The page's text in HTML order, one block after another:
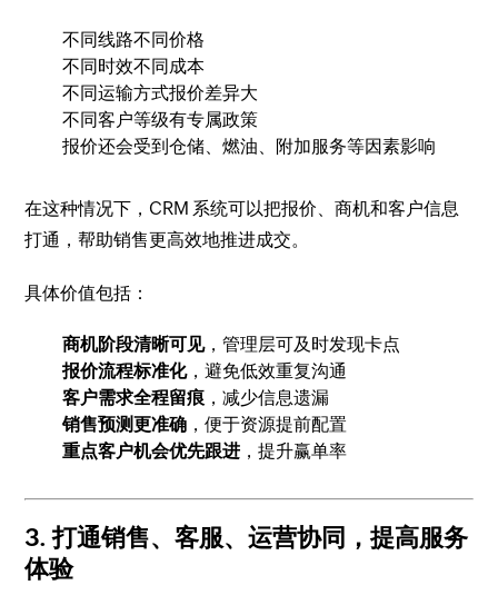
不同线路不同价格
不同时效不同成本
不同运输方式报价差异大
不同客户等级有专属政策
报价还会受到仓储、燃油、附加服务等因素影响
在这种情况下，CRM 系统可以把报价、商机和客户信息
打通，帮助销售更高效地推进成交。
具体价值包括：
商机阶段清晰可见，管理层可及时发现卡点
报价流程标准化，避免低效重复沟通
客户需求全程留痕 ，减少信息遗漏
销售预测更准确 ，便于资源提前配置
重点客户机会优先跟进 ，提升赢单率
3. 打通销售、客服、运营协同，提高服务
体验